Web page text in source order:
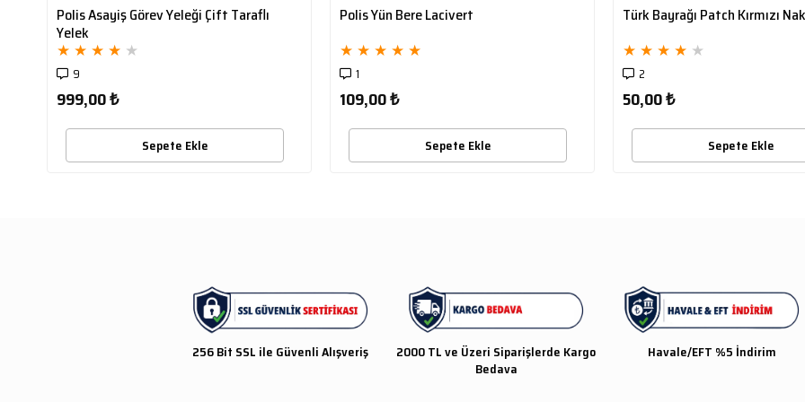
Polis Asayiş Görev Yeleği Çift Taraflı
Yelek
★ ★ ★ ★ ★
9
999,00 ₺
Sepete Ekle
Polis Yün Bere Lacivert
★ ★ ★ ★ ★
1
109,00 ₺
Sepete Ekle
Türk Bayrağı Patch Kırmızı
★ ★ ★ ★ ★
2
50,00 ₺
Sepete Ekle
256 Bit SSL ile Güvenli Alışveriş
2000 TL ve Üzeri Siparişlerde Kargo
Bedava
Havale/EFT %5 İndirim